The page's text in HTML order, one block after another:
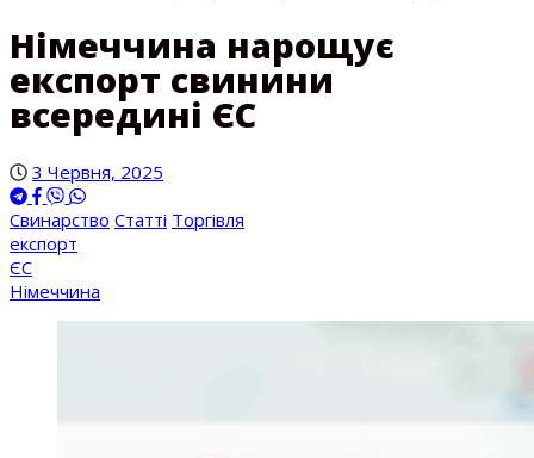
Німеччина нарощує
експорт свинини
всередині ЄС
3 Червня, 2025
Свинарство Статті Торгівля
експорт
ЄС
Німеччина